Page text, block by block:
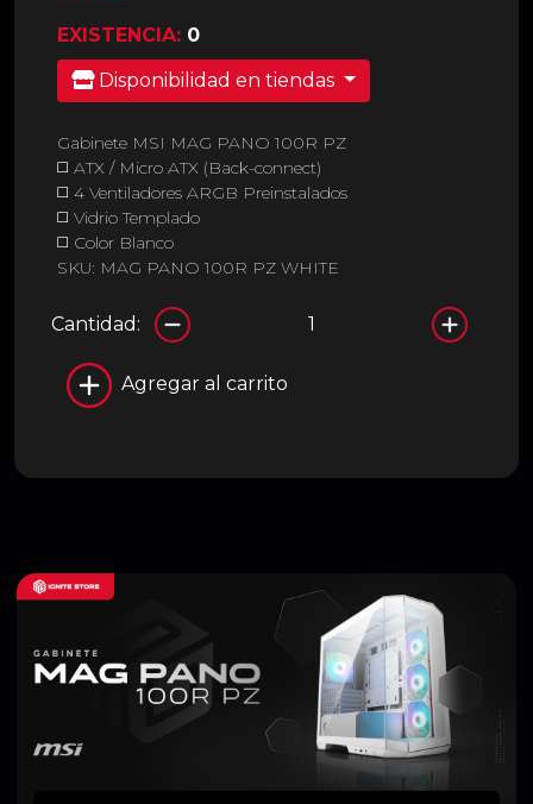
EXISTENCIA: 0
Disponibilidad en tiendas
Gabinete MSI MAG PANO 100R PZ
◻️ ATX / Micro ATX (Back-connect)
◻️ 4 Ventiladores ARGB Preinstalados
◻️ Vidrio Templado
◻️ Color Blanco
SKU: MAG PANO 100R PZ WHITE
Cantidad:
Agregar al carrito